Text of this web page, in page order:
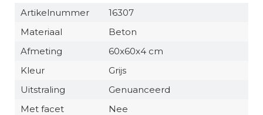
Artikelnummer
16307
Materiaal
Beton
Afmeting
60x60x4 cm
Kleur
Grijs
Uitstraling
Genuanceerd
Met facet
Nee